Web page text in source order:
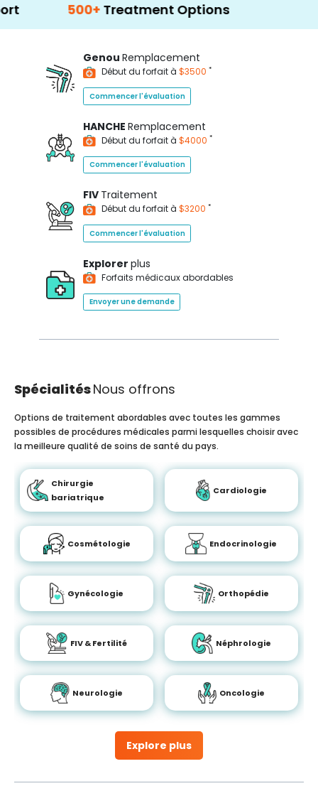
500+ Treatment Options
Genou Remplacement
Début du forfait à $3500 *
Commencer l'évaluation
HANCHE Remplacement
Début du forfait à $4000 *
Commencer l'évaluation
FIV Traitement
Début du forfait à $3200 *
Commencer l'évaluation
Explorer plus
Forfaits médicaux abordables
Envoyer une demande
SpécialitésNous offrons
Explore plus
Options de traitement abordables avec toutes les gammes
possibles de procédures médicales parmi lesquelles choisir avec
la meilleure qualité de soins de santé du pays.
Chirurgie
bariatrique
Cardiologie
Cosmétologie Endocrinologie
Gynécologie Orthopédie
FIV & Fertilité Néphrologie
Neurologie Oncologie